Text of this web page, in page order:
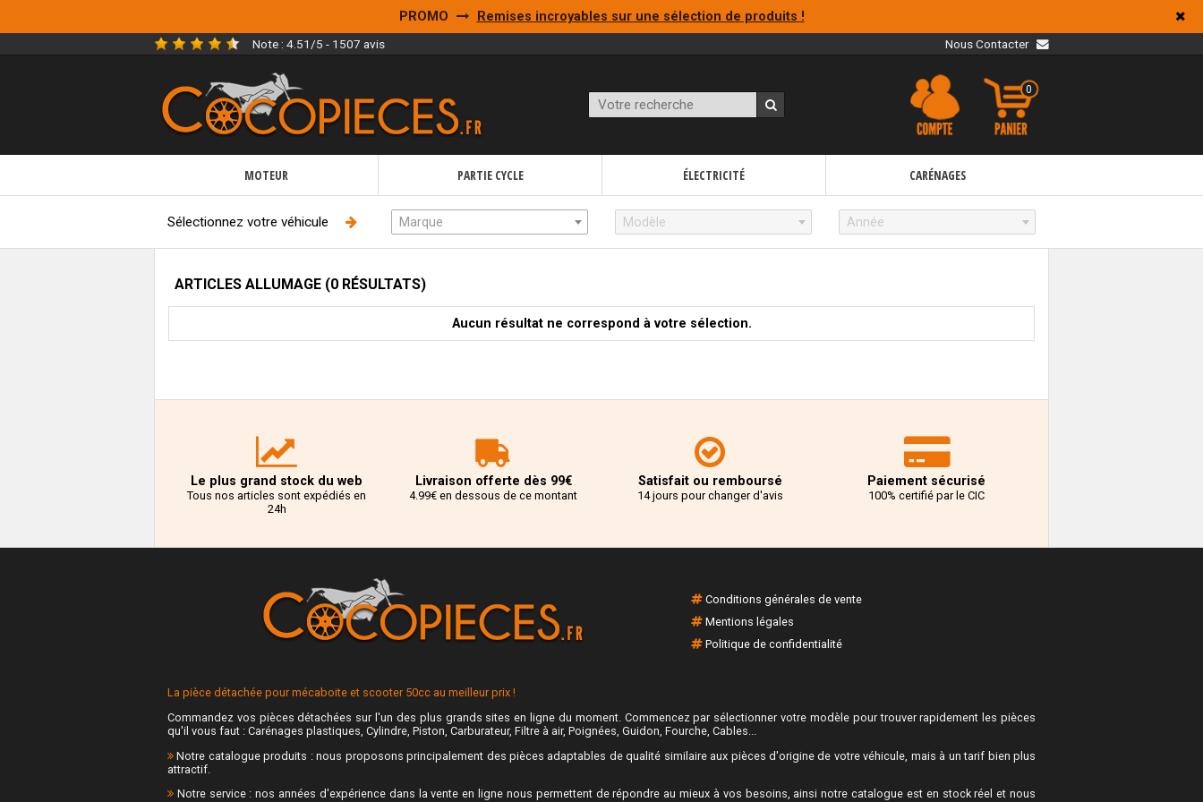
PROMO Remises incroyables sur une sélection de produits !
Note : 4.51/5 - 1507 avis Nous Contacter
0
MOTEUR PARTIE CYCLE ÉLECTRICITÉ CARÉNAGES
Sélectionnez votre véhicule Marque Modèle Année
ARTICLES ALLUMAGE (0 RÉSULTATS)
Aucun résultat ne correspond à votre sélection.
Le plus grand stock du web
Tous nos articles sont expédiés en
24h
Livraison offerte dès 99€
4.99€ en dessous de ce montant
Satisfait ou remboursé
14 jours pour changer d'avis
Paiement sécurisé
100% certifié par le CIC
Conditions générales de vente
Mentions légales
Politique de confidentialité
La pièce détachée pour mécaboite et scooter 50cc au meilleur prix !
Commandez vos pièces détachées sur l'un des plus grands sites en ligne du moment. Commencez par sélectionner votre modèle pour trouver rapidement les pièces
qu'il vous faut : Carénages plastiques, Cylindre, Piston, Carburateur, Filtre à air, Poignées, Guidon, Fourche, Cables...
Notre catalogue produits : nous proposons principalement des pièces adaptables de qualité similaire aux pièces d'origine de votre véhicule, mais à un tarif bien plus
attractif.
Notre service : nos années d'expérience dans la vente en ligne nous permettent de répondre au mieux à vos besoins, ainsi notre catalogue est en stock réel et nous